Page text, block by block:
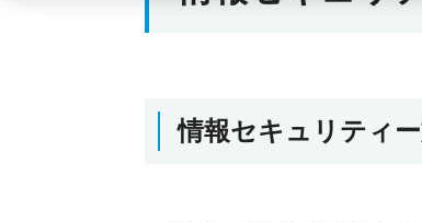
情報セキュリティ